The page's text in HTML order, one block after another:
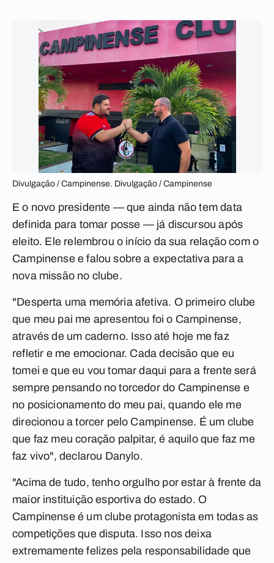
Divulgação / Campinense. Divulgação / Campinense
E o novo presidente — que ainda não tem data
definida para tomar posse — já discursou após
eleito. Ele relembrou o início da sua relação com o
Campinense e falou sobre a expectativa para a
nova missão no clube.
"Desperta uma memória afetiva. O primeiro clube
que meu pai me apresentou foi o Campinense,
através de um caderno. Isso até hoje me faz
refletir e me emocionar. Cada decisão que eu
tomei e que eu vou tomar daqui para a frente será
sempre pensando no torcedor do Campinense e
no posicionamento do meu pai, quando ele me
direcionou a torcer pelo Campinense. É um clube
que faz meu coração palpitar, é aquilo que faz me
faz vivo", declarou Danylo.
"Acima de tudo, tenho orgulho por estar à frente da
maior instituição esportiva do estado. O
Campinense é um clube protagonista em todas as
competições que disputa. Isso nos deixa
extremamente felizes pela responsabilidade que